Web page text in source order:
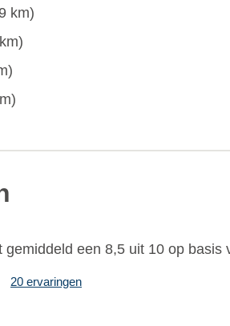
km)
gemiddeld een 8,5 uit 10 op basis
20 ervaringen